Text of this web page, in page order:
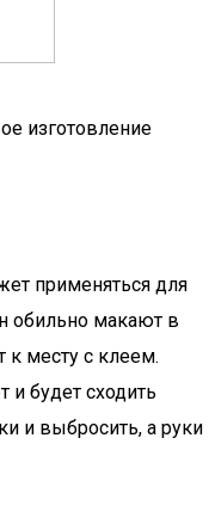
изготовление
применяться для
обильно макают в
к месту с клеем.
и будет сходить
и выбросить, а руки